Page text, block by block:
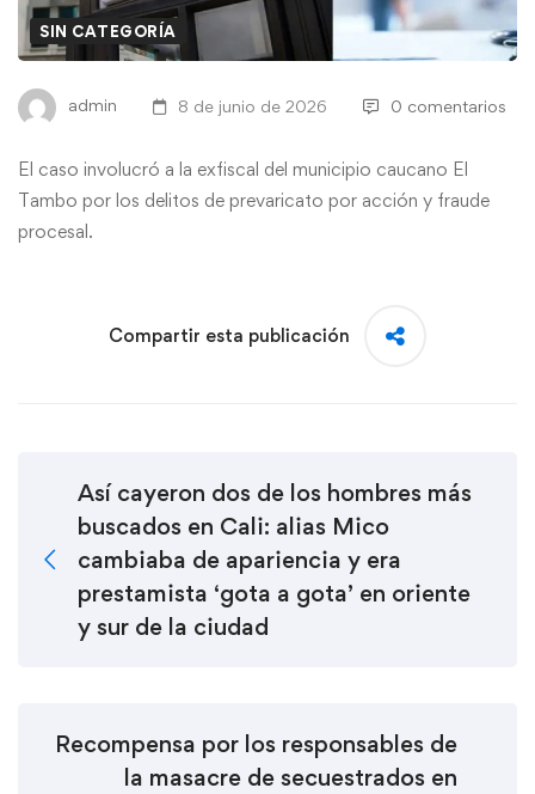
SIN CATEGORÍA
admin 8 de junio de 2026 0 comentarios
El caso involucró a la exfiscal del municipio caucano El
Tambo por los delitos de prevaricato por acción y fraude
procesal.
Compartir esta publicación
Así cayeron dos de los hombres más
buscados en Cali: alias Mico
cambiaba de apariencia y era
prestamista ‘gota a gota’ en oriente
y sur de la ciudad
Recompensa por los responsables de
la masacre de secuestrados en